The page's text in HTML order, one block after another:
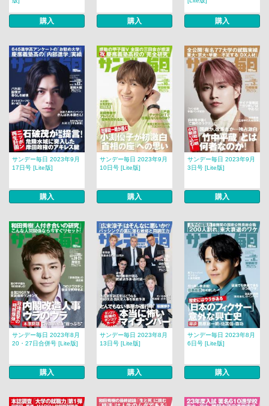
購入 購入 購入
サンデー毎日 2023年9月
17日号 [Lite版]
購入
サンデー毎日 2023年9月
10日号 [Lite版]
購入
サンデー毎日 2023年9月
3日号 [Lite版]
購入
サンデー毎日 2023年8月
20・27日合併号 [Lite版]
購入
サンデー毎日 2023年8月
13日号 [Lite版]
購入
サンデー毎日 2023年8月
6日号 [Lite版]
購入